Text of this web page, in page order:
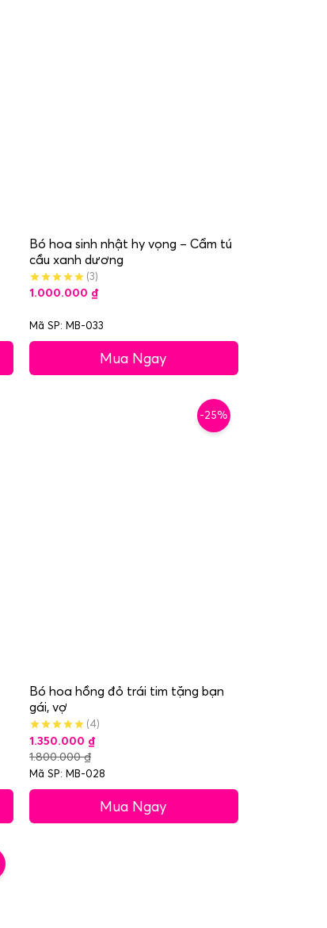
Bó hoa sinh nhật hy vọng – Cẩm tú
cầu xanh dương
(3)
1.000.000 ₫
Mã SP: MB-033
Mua Ngay
-25%
Bó hoa hồng đỏ trái tim tặng bạn
gái, vợ
(4)
1.350.000 ₫
1.800.000₫
Mã SP: MB-028
Mua Ngay